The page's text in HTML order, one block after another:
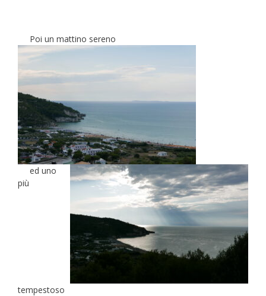
Poi un mattino sereno
ed uno
più
tempestoso